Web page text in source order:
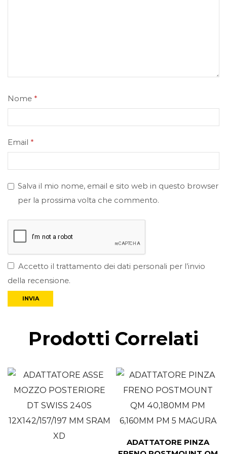
Nome *
Email *
Salva il mio nome, email e sito web in questo browser
per la prossima volta che commento.
Accetto il trattamento dei dati personali per l’invio
della recensione.
Prodotti Correlati
ADATTATORE PINZA